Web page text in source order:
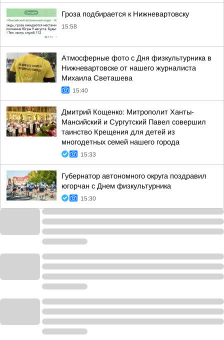
Гроза подбирается к Нижневартовску
15:58
Атмосферные фото с Дня физкультурника в
Нижневартовске от нашего журналиста
Михаила Светашева
15:40
Дмитрий Кощенко: Митрополит Ханты-
Мансийский и Сургутский Павел совершил
таинство Крещения для детей из
многодетных семей нашего города
15:33
Губернатор автономного округа поздравил
югорчан с Днем физкультурника
15:30